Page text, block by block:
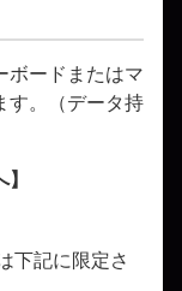
ボードまたはマ
す。（データ持
下記に限定さ